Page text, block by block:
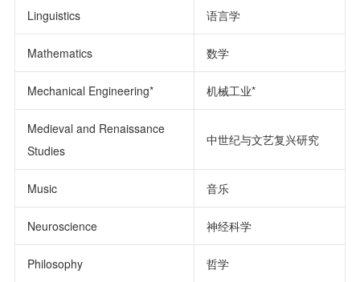
Linguistics 语言学
Mathematics 数学
Mechanical Engineering* 机械工业*
Medieval and Renaissance
Studies
中世纪与文艺复兴研究
Music 音乐
Neuroscience 神经科学
Philosophy 哲学